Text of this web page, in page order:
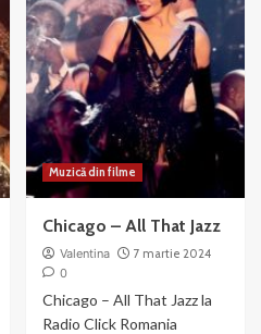
Reached
for
the
Gun
Muzică din filme
Chicago – All That Jazz
Valentina
7 martie 2024
0
Chicago – All That Jazz la
Radio Click Romania